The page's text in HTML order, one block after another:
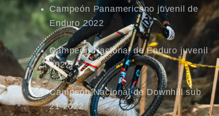
Campeón Panamericano juvenil de
Enduro 2022
Campeón Nacional de Enduro juvenil
2022]
Campeón Nacional de Downhill sub
21 2022